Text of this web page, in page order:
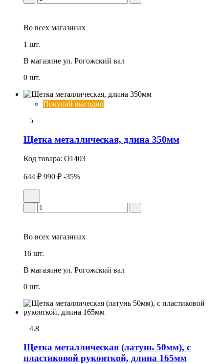
Во всех магазинах
1 шт.
В магазине ул. Рогожский вал
0 шт.
Покупай выгодно
5
Щетка металлическая, длина 350мм
Код товара: O1403
644 ₽ 990 ₽ -35%
Во всех магазинах
16 шт.
В магазине ул. Рогожский вал
0 шт.
4.8
Щетка металлическая (латунь 50мм), с
пластиковой рукояткой, длина 165мм